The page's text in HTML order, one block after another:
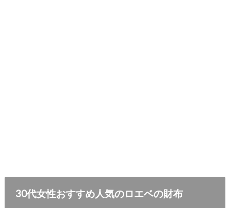
30代女性おすすめ人気のロエベの財布